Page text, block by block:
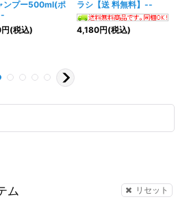
ンプー500ml(ポ
円(税込)
ラシ【送 料無料】--
4,180円(税込)
ム リセット